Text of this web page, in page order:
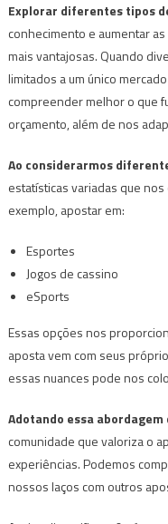
Explorar diferentes tipos
conhecimento e aumentar
mais vantajosas. Quando
limitados a um único
compreender melhor o que
orçamento, além de nos
Ao considerarmos
estatísticas variadas que
exemplo, apostar em:
Esportes
Jogos de cassino
eSports
Essas opções nos
aposta vem com seus
essas nuances pode nos
Adotando essa
comunidade que valoriza o
experiências. Podemos
nossos laços com outros